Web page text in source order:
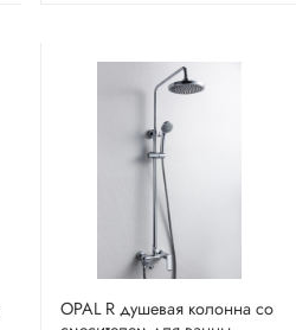
OPAL R душевая колонна со